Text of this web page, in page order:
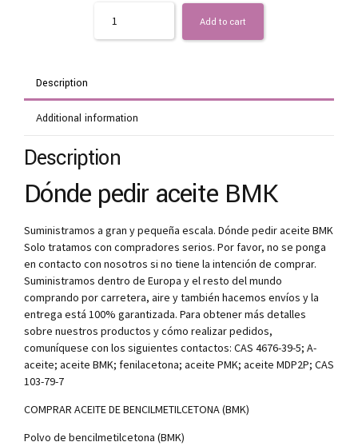
Add to cart
Description
Additional information
Description
Dónde pedir aceite BMK
Suministramos a gran y pequeña escala. Dónde pedir aceite BMK
Solo tratamos con compradores serios. Por favor, no se ponga
en contacto con nosotros si no tiene la intención de comprar.
Suministramos dentro de Europa y el resto del mundo
comprando por carretera, aire y también hacemos envíos y la
entrega está 100% garantizada. Para obtener más detalles
sobre nuestros productos y cómo realizar pedidos,
comuníquese con los siguientes contactos: CAS 4676-39-5; A-
aceite; aceite BMK; fenilacetona; aceite PMK; aceite MDP2P; CAS
103-79-7
COMPRAR ACEITE DE BENCILMETILCETONA (BMK)
Polvo de bencilmetilcetona (BMK)